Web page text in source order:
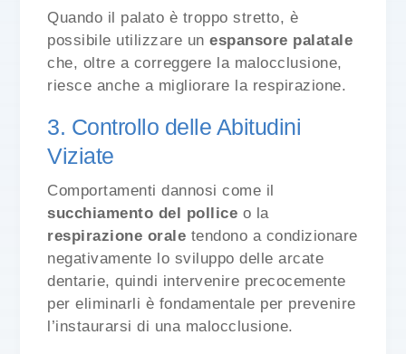
Quando il palato è troppo stretto, è
possibile utilizzare unespansore palatale
che, oltre a correggere la malocclusione,
riesce anche a migliorare la respirazione.
3. Controllo delle Abitudini
Viziate
Comportamenti dannosi come il
succhiamento del pollice o la
respirazione orale tendono a condizionare
negativamente lo sviluppo delle arcate
dentarie, quindi intervenire precocemente
per eliminarli è fondamentale per prevenire
l’instaurarsi di una malocclusione.